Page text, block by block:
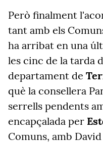
Però finalment
tant amb els
ha arribat en una
les cinc de la tarda
departament de
què la consellera
serrells pendents
encapçalada per
Comuns, amb